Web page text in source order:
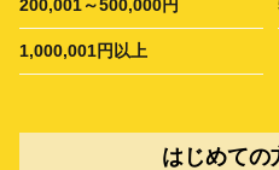
200,001～500,000円
1,000,001円以上
はじめての